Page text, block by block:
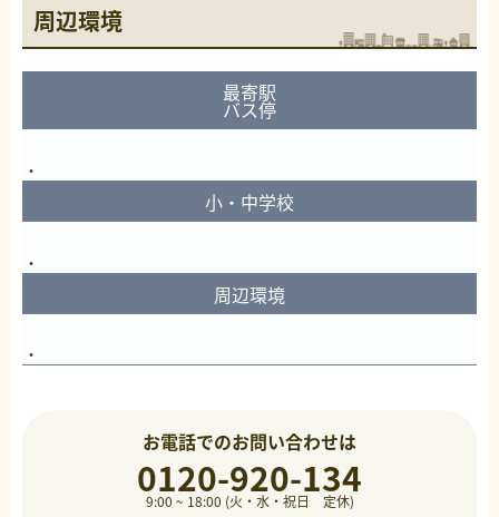
周辺環境
最寄駅
バス停
小・中学校
周辺環境
お電話でのお問い合わせは
0120-920-134
9:00 ~ 18:00 (火・水・祝日 定休)